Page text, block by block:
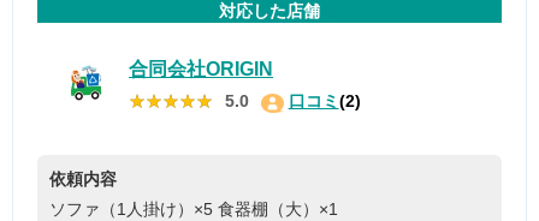
対応した店舗
合同会社ORIGIN
★★★★★
★★★★★ 5.0 口コミ(2)
依頼内容
ソファ（1人掛け）×5 食器棚（大）×1